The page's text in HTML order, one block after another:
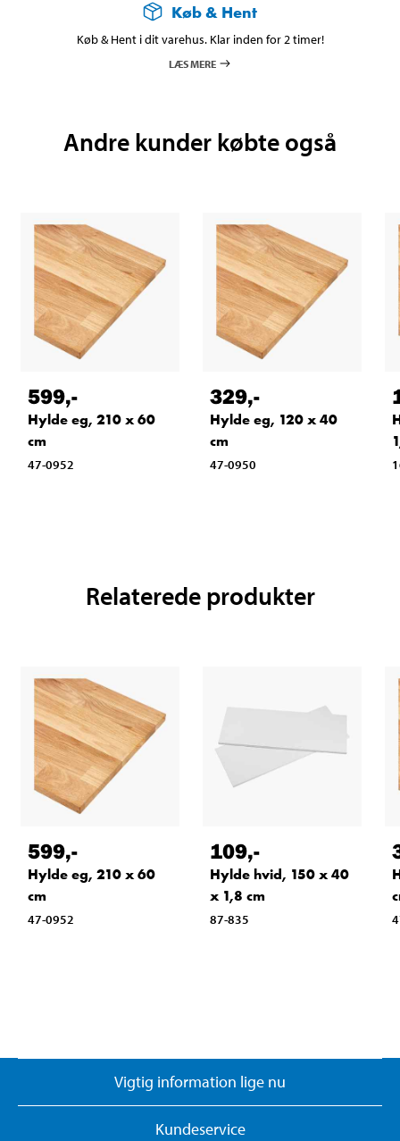
Køb & Hent
Køb & Hent i dit varehus. Klar inden for 2 timer!
LÆS MERE
Andre kunder købte også
599,-
Hylde eg, 210 x 60
cm
47-0952
329,-
Hylde eg, 120 x 40
cm
47-0950
Relaterede produkter
599,-
Hylde eg, 210 x 60
cm
47-0952
109,-
Hylde hvid, 150 x 40
x 1,8 cm
87-835
Vigtig information lige nu
Kundeservice